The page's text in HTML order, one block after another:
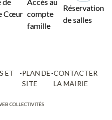
Cœur compte
famille
Réservation
de salles
ET
-PLAN DE
SITE
-CONTACTER
LA MAIRIE
COLLECTIVITÉS